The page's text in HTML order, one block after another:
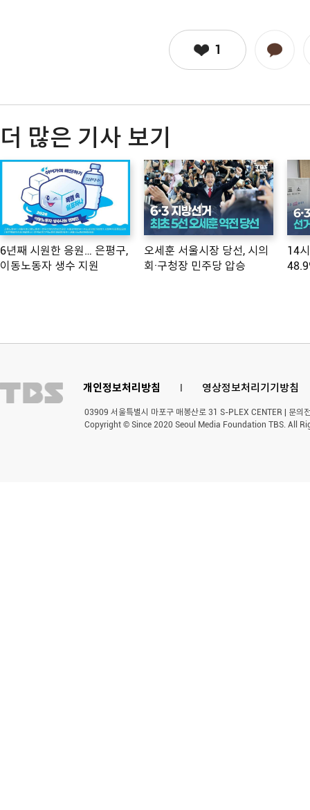
1
더 많은 기사 보기
6년째 시원한 응원… 은평구,
이동노동자 생수 지원
오세훈 서울시장 당선, 시의
회·구청장 민주당 압승
14
개인정보처리방침 l 영상정보처리기기방침
03909 서울특별시 마포구 매봉산로 31 S-PLEX CENTER | 문
Copyright © Since 2020 Seoul Media Foundation TBS. All